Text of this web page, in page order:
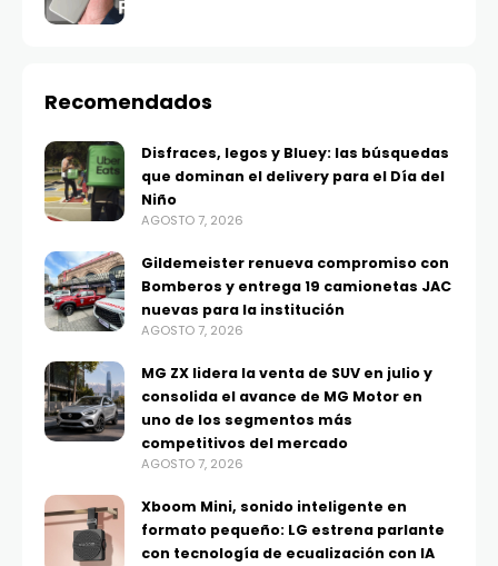
Recomendados
Disfraces, legos y Bluey: las búsquedas
que dominan el delivery para el Día del
Niño
AGOSTO 7, 2026
Gildemeister renueva compromiso con
Bomberos y entrega 19 camionetas JAC
nuevas para la institución
AGOSTO 7, 2026
MG ZX lidera la venta de SUV en julio y
consolida el avance de MG Motor en
uno de los segmentos más
competitivos del mercado
AGOSTO 7, 2026
Xboom Mini, sonido inteligente en
formato pequeño: LG estrena parlante
con tecnología de ecualización con IA